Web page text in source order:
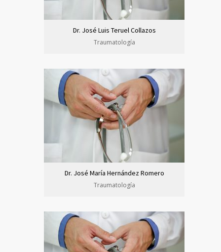
Dr. José Luis Teruel Collazos
Traumatología
Dr. José María Hernández Romero
Traumatología